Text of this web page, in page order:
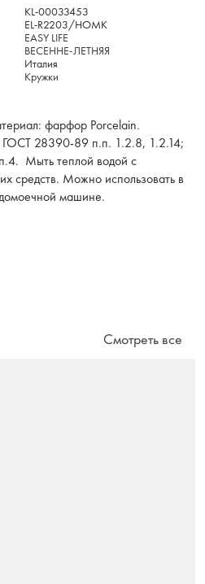
KL-00033453
EL-R2203/HOMK
EASY LIFE
ВЕСЕННЕ-ЛЕТНЯЯ
Италия
Кружки
фарфор Porcelain.
ГОСТ 28390-89 п.п. 1.2.8, 1.2.14;
Мыть теплой водой с
средств. Можно использовать в
машине.
Смотреть все